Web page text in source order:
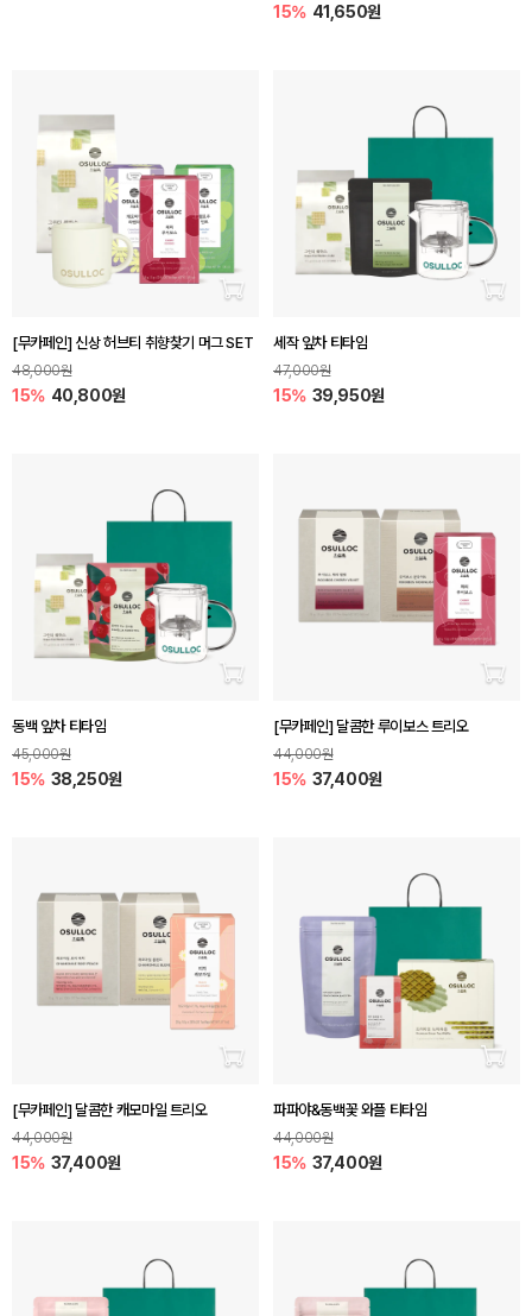
15% 41,650원
장바구니 담기
[무카페인] 신상 허브티 취향찾기 머그 SET
48,000원
15% 40,800원
장바
세작 잎차 티타임
47,000원
15% 39,950원
장바구니 담기
동백 잎차 티타임
45,000원
15% 38,250원
장바
[무카페인] 달콤한 루이보스 트리오
44,000원
15% 37,400원
장바구니 담기
[무카페인] 달콤한 캐모마일 트리오
44,000원
15% 37,400원
장바
파파야&동백꽃 와플 티타임
44,000원
15% 37,400원